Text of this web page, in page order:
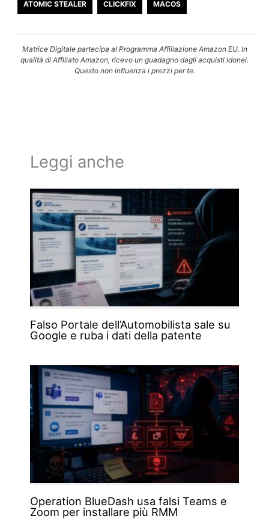
ATOMIC STEALER CLICKFIX MACOS
Matrice Digitale partecipa al Programma Affiliazione Amazon EU. In
qualità di Affiliato Amazon, ricevo un guadagno dagli acquisti idonei.
Questo non influenza i prezzi per te.
Leggi anche
Falso Portale dell’Automobilista sale su
Google e ruba i dati della patente
Operation BlueDash usa falsi Teams e
Zoom per installare più RMM